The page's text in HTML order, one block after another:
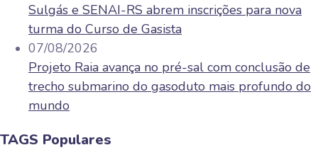
Sulgás e SENAI-RS abrem inscrições para nova
turma do Curso de Gasista
07/08/2026
Projeto Raia avança no pré-sal com conclusão de
trecho submarino do gasoduto mais profundo do
mundo
TAGS Populares